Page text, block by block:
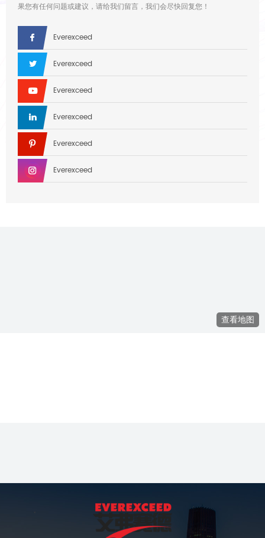
果您有任何问题或建议，请给我们留言，我们会尽快回复您！
Everexceed
Everexceed
Everexceed
Everexceed
Everexceed
Everexceed